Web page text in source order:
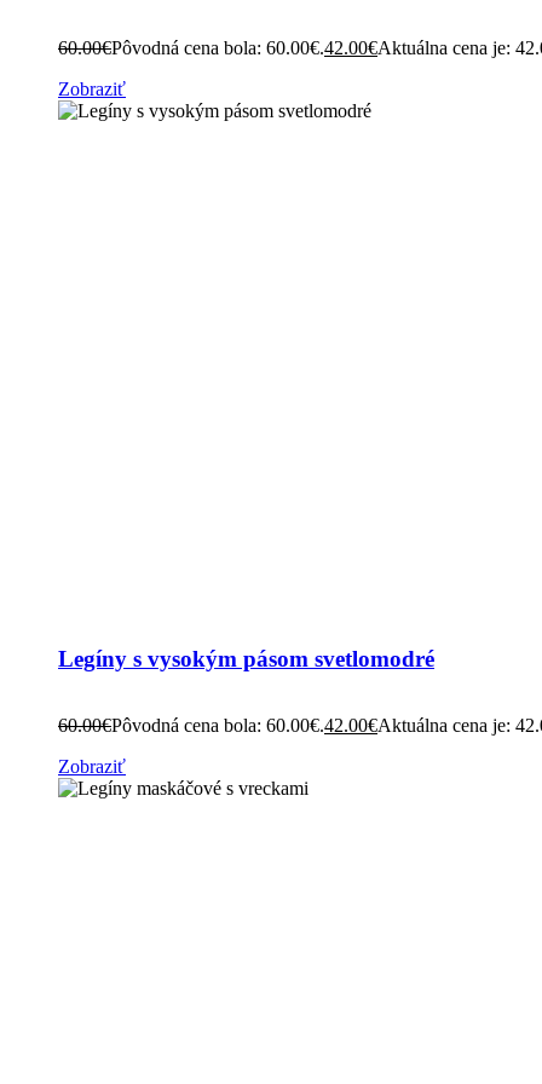
60.00€Pôvodná cena bola: 60.00€.42.00€Aktuálna cena je:
Zobraziť
Legíny s vysokým pásom svetlomodré
60.00€Pôvodná cena bola: 60.00€.42.00€Aktuálna cena je:
Zobraziť